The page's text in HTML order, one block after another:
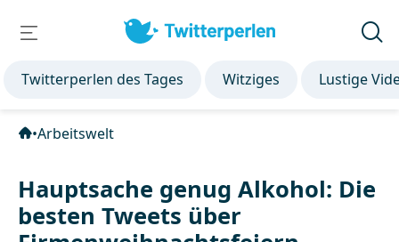
Twitterperlen des Tages Witziges Lustige
•Arbeitswelt
Hauptsache genug Alkohol: Die
besten Tweets über